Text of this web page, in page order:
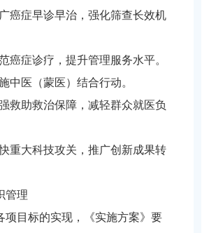
癌症早诊早治，强化筛查长效机
癌症诊疗，提升管理服务水平。
中医（蒙医）结合行动。
救助救治保障，减轻群众就医负
重大科技攻关，推广创新成果转
管理
项目标的实现，《实施方案》要